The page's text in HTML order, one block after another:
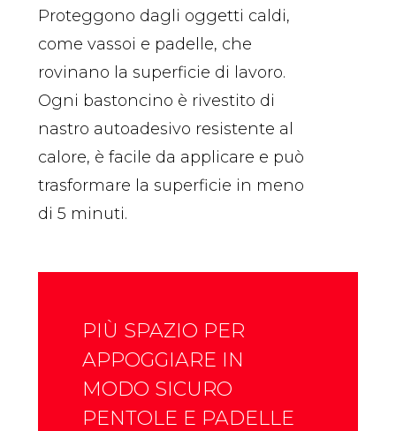
Proteggono dagli oggetti caldi,
come vassoi e padelle, che
rovinano la superficie di lavoro.
Ogni bastoncino è rivestito di
nastro autoadesivo resistente al
calore, è facile da applicare e può
trasformare la superficie in meno
di 5 minuti.
PIÙ SPAZIO PER
APPOGGIARE IN
MODO SICURO
PENTOLE E PADELLE